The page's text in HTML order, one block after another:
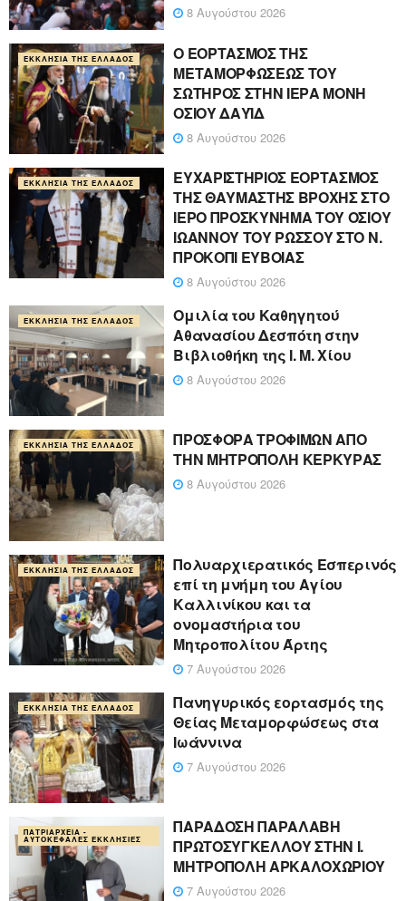
8 Αυγούστου 2026
ΕΚΚΛΗΣΊΑ ΤΗΣ ΕΛΛΆΔΟΣ
Ο ΕΟΡΤΑΣΜΟΣ ΤΗΣ
ΜΕΤΑΜΟΡΦΩΣΕΩΣ ΤΟΥ
ΣΩΤΗΡΟΣ ΣΤΗΝ ΙΕΡΑ ΜΟΝΗ
ΟΣΙΟΥ ΔΑΥΪΔ
8 Αυγούστου 2026
ΕΚΚΛΗΣΊΑ ΤΗΣ ΕΛΛΆΔΟΣ
ΕΥΧΑΡΙΣΤΗΡΙΟΣ ΕΟΡΤΑΣΜΟΣ
ΤΗΣ ΘΑΥΜΑΣΤΗΣ ΒΡΟΧΗΣ ΣΤΟ
ΙΕΡΟ ΠΡΟΣΚΥΝΗΜΑ ΤΟΥ ΟΣΙΟΥ
ΙΩΑΝΝΟΥ ΤΟΥ ΡΩΣΣΟΥ ΣΤΟ Ν.
ΠΡΟΚΟΠΙ ΕΥΒΟΙΑΣ
8 Αυγούστου 2026
ΕΚΚΛΗΣΊΑ ΤΗΣ ΕΛΛΆΔΟΣ
Ομιλία του Καθηγητού
Αθανασίου Δεσπότη στην
Βιβλιοθήκη της Ι. Μ. Χίου
8 Αυγούστου 2026
ΕΚΚΛΗΣΊΑ ΤΗΣ ΕΛΛΆΔΟΣ
ΠΡΟΣΦΟΡΑ ΤΡΟΦΙΜΩΝ ΑΠΟ
ΤΗΝ ΜΗΤΡΟΠΟΛΗ ΚΕΡΚΥΡΑΣ
8 Αυγούστου 2026
ΕΚΚΛΗΣΊΑ ΤΗΣ ΕΛΛΆΔΟΣ
Πολυαρχιερατικός Εσπερινός
επί τη μνήμη του Αγίου
Καλλινίκου και τα
ονομαστήρια του
Μητροπολίτου Άρτης
7 Αυγούστου 2026
ΕΚΚΛΗΣΊΑ ΤΗΣ ΕΛΛΆΔΟΣ
Πανηγυρικός εορτασμός της
Θείας Μεταμορφώσεως στα
Ιωάννινα
7 Αυγούστου 2026
ΠΑΤΡΙΑΡΧΕΊΑ -
ΑΥΤΟΚΈΦΑΛΕΣ ΕΚΚΛΗΣΊΕΣ
ΠΑΡΑΔΟΣΗ ΠΑΡΑΛΑΒΗ
ΠΡΩΤΟΣΥΓΚΕΛΛΟΥ ΣΤΗΝ Ι.
ΜΗΤΡΟΠΟΛΗ ΑΡΚΑΛΟΧΩΡΙΟΥ
7 Αυγούστου 2026